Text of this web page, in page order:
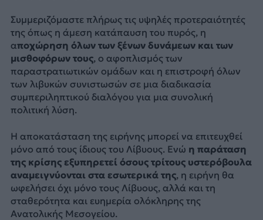
Συμμεριζόμαστε πλήρως τις υψηλές προτεραιότητές
της όπως η άμεση κατάπαυση του πυρός, η
αποχώρηση όλων των ξένων δυνάμεων και των
μισθοφόρων τους, ο αφοπλισμός των
παραστρατιωτικών ομάδων και η επιστροφή όλων
των λιβυκών συνιστωσών σε μια διαδικασία
συμπεριληπτικού διαλόγου για μια συνολική
πολιτική λύση.
Η αποκατάσταση της ειρήνης μπορεί να επιτευχθεί
μόνο από τους ίδιους του Λίβυους. Ενώ η παράταση
της κρίσης εξυπηρετεί όσους τρίτους υστερόβουλα
αναμειγνύονται στα εσωτερικά της, η ειρήνη θα
ωφελήσει όχι μόνο τους Λίβυους, αλλά και τη
σταθερότητα και ευημερία ολόκληρης της
Ανατολικής Μεσογείου.